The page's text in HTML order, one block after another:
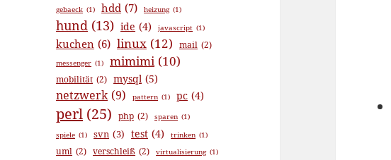
gebaeck (1) hdd (7) heizung (1)
hund (13) ide (4) javascript (1)
kuchen (6) linux (12) mail (2)
messenger (1) mimimi (10)
mobilität (2) mysql (5)
netzwerk (9) pattern (1) pc (4)
perl (25) php (2) sparen (1)
spiele (1) svn (3) test (4) trinken (1)
uml (2) verschleiß (2) virtualisierung (1)